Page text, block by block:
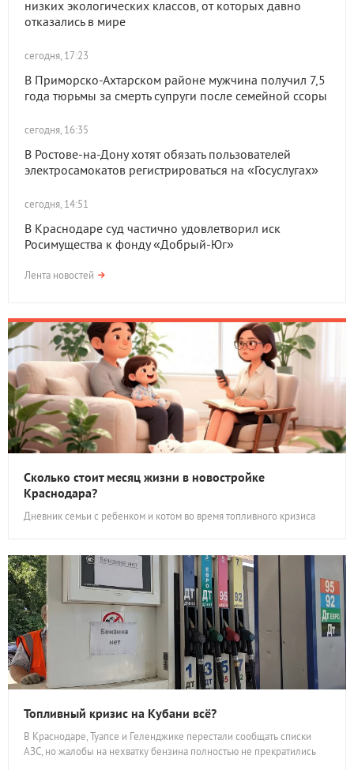
низких экологических классов, от которых давно
отказались в мире
сегодня, 17:23
В Приморско-Ахтарском районе мужчина получил 7,5
года тюрьмы за смерть супруги после семейной ссоры
сегодня, 16:35
В Ростове-на-Дону хотят обязать пользователей
электросамокатов регистрироваться на «Госуслугах»
сегодня, 14:51
В Краснодаре суд частично удовлетворил иск
Росимущества к фонду «Добрый-Юг»
Лента новостей
Сколько стоит месяц жизни в новостройке
Краснодара?
Дневник семьи с ребенком и котом во время топливного кризиса
Топливный кризис на Кубани всё?
В Краснодаре, Туапсе и Геленджике перестали сообщать списки
АЗС, но жалобы на нехватку бензина полностью не прекратились